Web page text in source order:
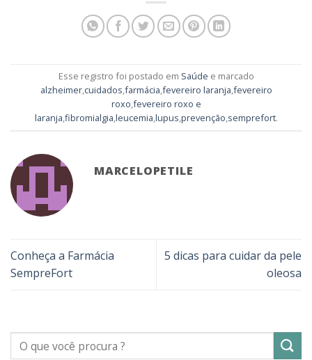
Esse registro foi postado em Saúde e marcado
alzheimer,cuidados,farmácia,fevereiro laranja,fevereiro
roxo,fevereiro roxo e
laranja,fibromialgia,leucemia,lupus,prevenção,semprefort.
MARCELOPETILE
Conheça a Farmácia
SempreFort
5 dicas para cuidar da pele
oleosa